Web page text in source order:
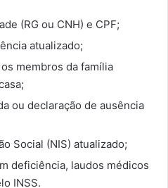
(RG ou CNH) e CPF;
atualizado;
membros da família
ou declaração de ausência
Social (NIS) atualizado;
deficiência, laudos médicos
INSS.